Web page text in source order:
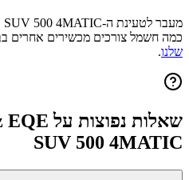
מעבר לטעינת ה-SUV 500 4MATIC
כמה חשמל צורכים מכשירים אחרים
שלנו.
שאלות נפוצות על EQE
SUV 500 4MATIC